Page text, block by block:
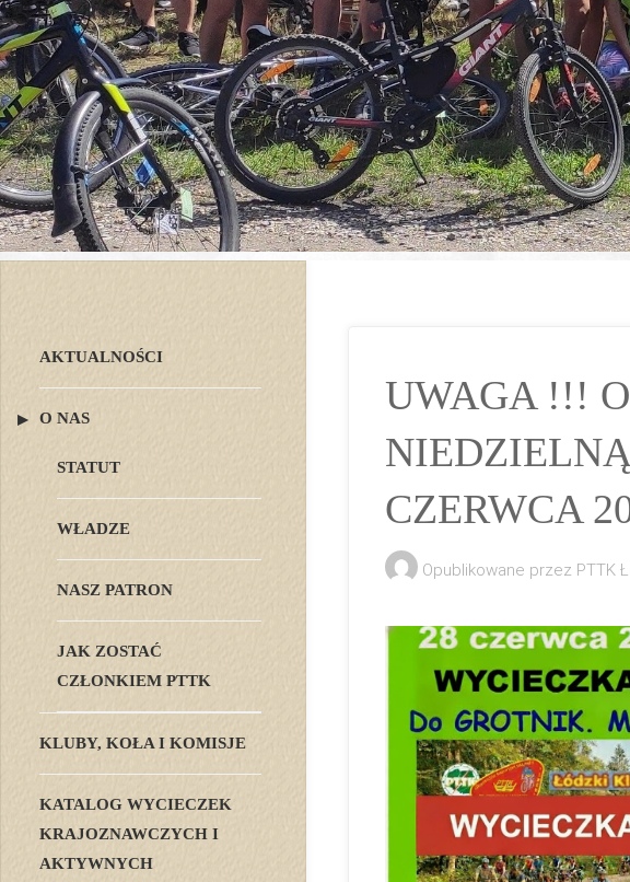
UWAGA !!!
CZERWCA
Opublikowane przez PTTK
AKTUALNOŚCI
O NAS
STATUT
WŁADZE
NASZ PATRON
JAK ZOSTAĆ
CZŁONKIEM PTTK
KLUBY, KOŁA I KOMISJE
KATALOG WYCIECZEK
KRAJOZNAWCZYCH I
AKTYWNYCH